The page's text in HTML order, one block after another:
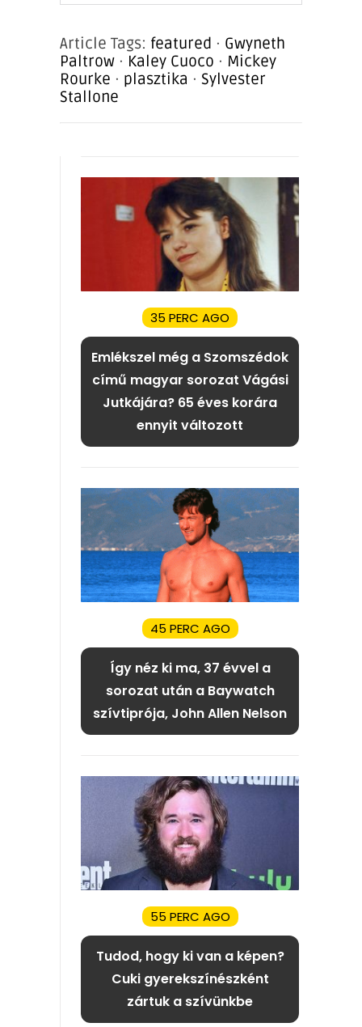
Article Tags: featured · Gwyneth
Paltrow · Kaley Cuoco · Mickey
Rourke · plasztika · Sylvester
Stallone
35 PERC AGO
Emlékszel még a Szomszédok
című magyar sorozat Vágási
Jutkájára? 65 éves korára
ennyit változott
45 PERC AGO
Így néz ki ma, 37 évvel a
sorozat után a Baywatch
szívtiprója, John Allen Nelson
55 PERC AGO
Tudod, hogy ki van a képen?
Cuki gyerekszínészként
zártuk a szívünkbe